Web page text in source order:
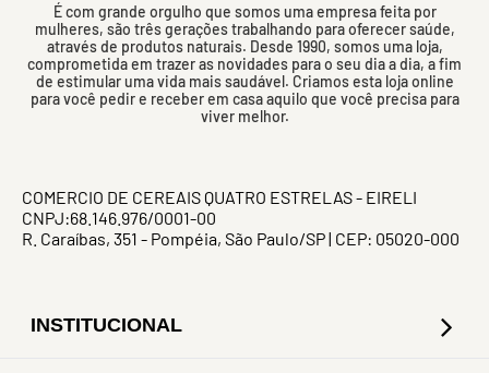
É com grande orgulho que somos uma empresa feita por
mulheres, são três gerações trabalhando para oferecer saúde,
através de produtos naturais. Desde 1990, somos uma loja,
comprometida em trazer as novidades para o seu dia a dia, a fim
de estimular uma vida mais saudável. Criamos esta loja online
para você pedir e receber em casa aquilo que você precisa para
viver melhor.
COMERCIO DE CEREAIS QUATRO ESTRELAS - EIRELI
CNPJ:68.146.976/0001-00
R. Caraíbas, 351 - Pompéia, São Paulo/SP | CEP: 05020-000
INSTITUCIONAL